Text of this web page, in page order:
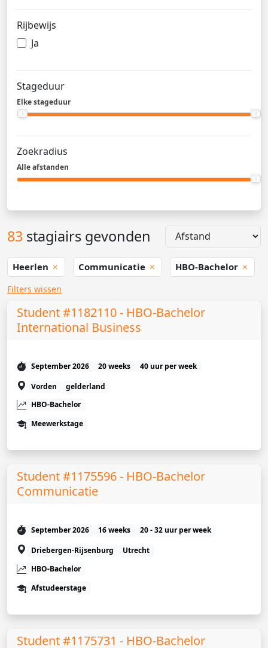
Rijbewijs
Ja
Stageduur
Elke stageduur
Zoekradius
Alle afstanden
83 stagiairs gevonden
Heerlen Communicatie HBO-Bachelor
Filters wissen
Student #1182110 - HBO-Bachelor
International Business
September 2026 20 weeks
40 uur per week
Vorden
gelderland
HBO-Bachelor
Meewerkstage
Student #1175596 - HBO-Bachelor
Communicatie
September 2026 16 weeks
20 - 32 uur per week
Driebergen-Rijsenburg
Utrecht
HBO-Bachelor
Afstudeerstage
Student #1175731 - HBO-Bachelor